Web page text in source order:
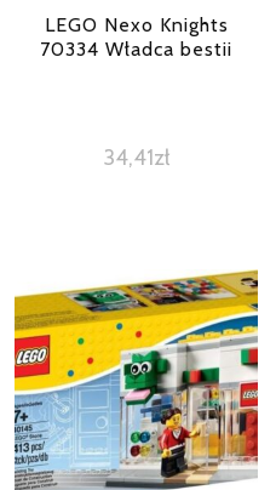
LEGO Nexo Knights
70334 Władca bestii
34,41zł